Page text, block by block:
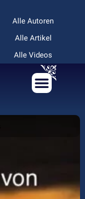
Alle Autoren
Alle Artikel
Alle Videos